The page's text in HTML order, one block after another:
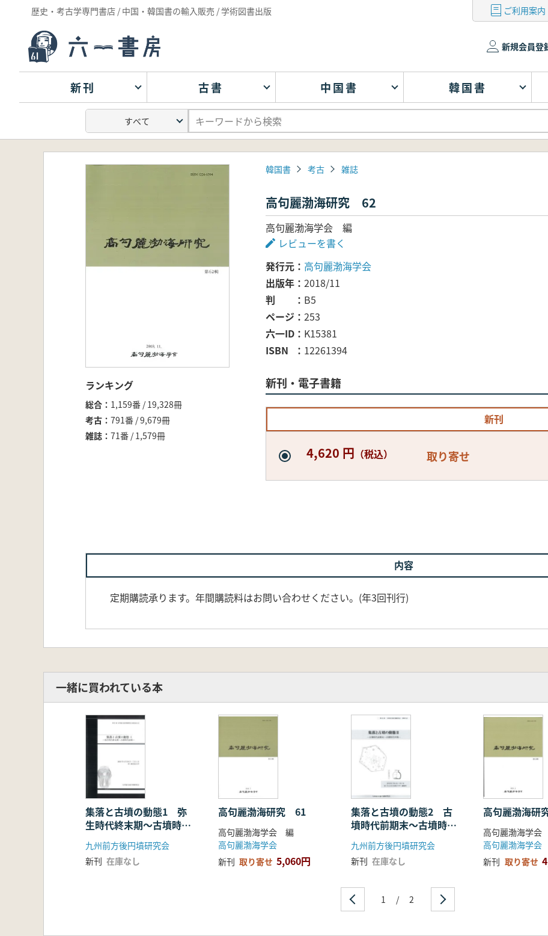
歴史・考古学専門書店 / 中国・韓国書の輸入販売 / 学術図書出版 ご利用案内
新規会員登
新刊 古書 中国書 韓国書
ランキング
総合
1,159番 / 19,328冊
考古
791番 / 9,679冊
雑誌
71番 / 1,579冊
韓国書 考古 雑誌
高句麗渤海研究 62
高句麗渤海学会 編
レビューを書く
発行元
高句麗渤海学会
出版年
2018/11
判
B5
ページ
253
六一ID
K15381
ISBN
12261394
新刊・電子書籍
新刊
4,620 円 （税込） 取り寄せ
内容
定期購読承ります。年間購読料はお問い合わせください。(年3回刊行)
一緒に買われている本
集落と古墳の動態1 弥
生時代終末期〜古墳時代
前期(2冊組)
九州前方後円墳研究会
新刊 在庫なし
高句麗渤海研究 61
高句麗渤海学会 編
高句麗渤海学会
新刊 取り寄せ 5,060円
集落と古墳の動態2 古
墳時代前期末〜古墳時代
中期
九州前方後円墳研究会
新刊 在庫なし
高句麗渤海
高句麗渤海学
高句麗渤海学会
新刊 取り寄せ
1 / 2